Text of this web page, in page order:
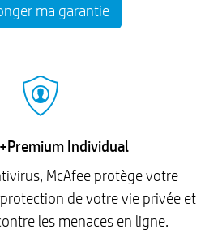
ma garantie
Individual
McAfee protège votre
de votre vie privée et
les menaces en ligne.